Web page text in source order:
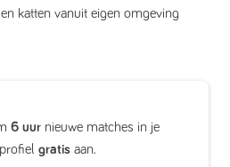
katten vanuit eigen omgeving
6 uur nieuwe matches in je
gratis aan.